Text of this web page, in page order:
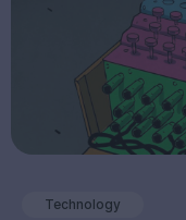
Technology